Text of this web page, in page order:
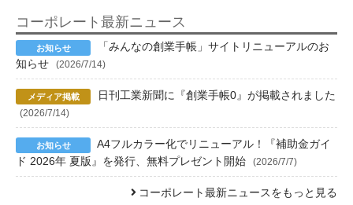
コーポレート最新ニュース
「みんなの創業手帳」サイトリニューアルのお
知らせ
(2026/7/14)
日刊工業新聞に『創業手帳0』が掲載されました
(2026/7/14)
A4フルカラー化でリニューアル！『補助金ガイ
ド 2026年 夏版』を発行、無料プレゼント開始
(2026/7/7)
コーポレート最新ニュースをもっと見る